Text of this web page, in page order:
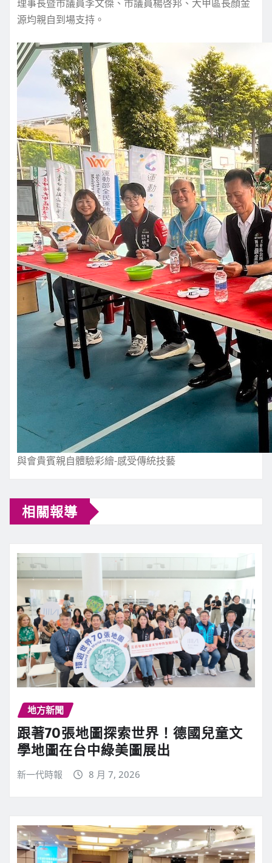
理事長暨市議員李文傑、市議員楊啓邦、大甲區長顏金
源均親自到場支持。
與會貴賓親自體驗彩繪-感受傳統技藝
相關報導
地方新聞
跟著70張地圖探索世界！德國兒童文
學地圖在台中綠美圖展出
新一代時報 8 月 7, 2026